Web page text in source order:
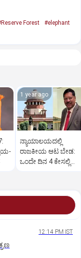
Forest
#elephant
1 year ago
ನ್ಯಾಯಾಲಯದಲ್ಲಿ
ರಾಜಕೀಯ ಆಟ ಬೇಡ:
ಒಂದೇ ದಿನ 4 ಕೇಸಲ್ಲಿ
12:14 PM IST